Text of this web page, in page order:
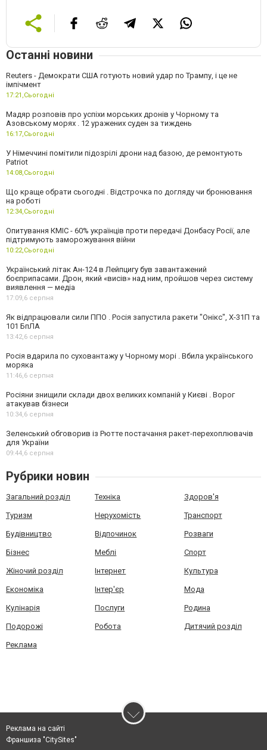
Останні новини
Reuters - Демократи США готують новий удар по Трампу, і це не
імпічмент
17:21,Сьогодні
Мадяр розповів про успіхи морських дронів у Чорному та
Азовському морях . 12 уражених суден за тиждень
16:17,Сьогодні
У Німеччині помітили підозрілі дрони над базою, де ремонтують
Patriot
14:08,Сьогодні
Що краще обрати сьогодні . Відстрочка по догляду чи бронювання
на роботі
12:34,Сьогодні
Опитування КМІС - 60% українців проти передачі Донбасу Росії, але
підтримують заморожування війни
10:22,Сьогодні
Український літак Ан-124 в Лейпцигу був завантажений
боєприпасами. Дрон, який «висів» над ним, пройшов через систему
виявлення — медіа
17:09,6 серпня
Як відпрацювали сили ППО . Росія запустила ракети "Онікс", Х-31П та
101 БпЛА
13:42,6 серпня
Росія вдарила по суховантажу у Чорному морі . Вбила українського
моряка
11:46,6 серпня
Росіяни знищили склади двох великих компаній у Києві . Ворог
атакував бізнеси
10:34,6 серпня
Зеленський обговорив із Рютте постачання ракет-перехоплювачів
для України
09:44,6 серпня
Рубрики новин
Загальний розділ Техніка Здоров'я
Туризм Нерухомість Транспорт
Будівництво Відпочинок Розваги
Бізнес Меблі Спорт
Жіночий розділ Інтернет Культура
Економіка Інтер'єр Мода
Кулінарія Послуги Родина
Подорожі Робота Дитячий розділ
Реклама
Реклама на сайті
Франшиза "CitySites"